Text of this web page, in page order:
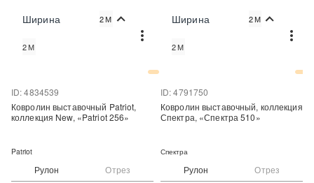
Цена:Ширина 2М
2М
Цена:Ширина 2М
2М
Рулон Отрез
ID: 4834539
Ковролин выставочный Patriot,
коллекция New, «Patriot 256»
Patriot
Рулон Отрез
ID: 4791750
Ковролин выставочный, коллекция
Спектра, «Спектра 510»
Спектра